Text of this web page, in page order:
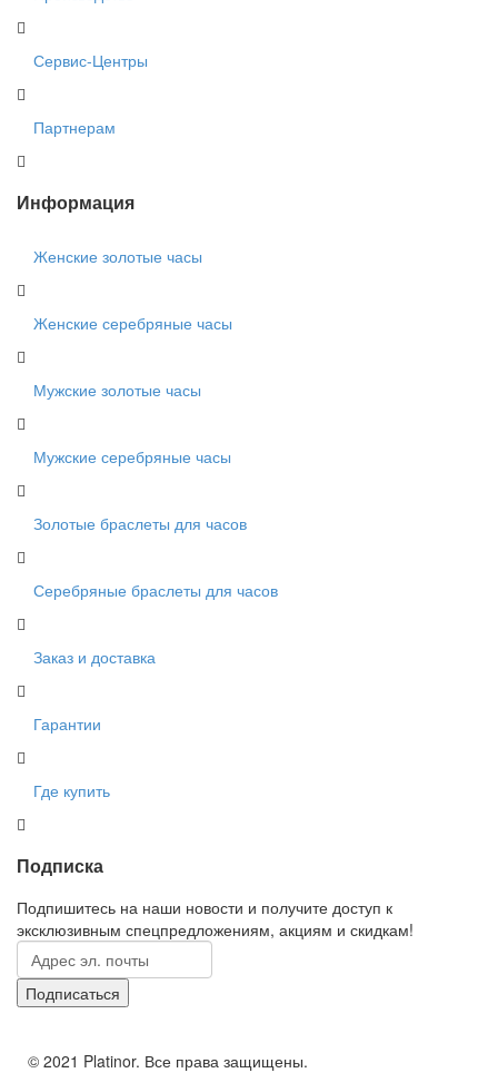
Сервис-Центры
Партнерам
Информация
Женские золотые часы
Женские серебряные часы
Мужские золотые часы
Мужские серебряные часы
Золотые браслеты для часов
Серебряные браслеты для часов
Заказ и доставка
Гарантии
Где купить
Подписка
Подпишитесь на наши новости и получите доступ к
эксклюзивным спецпредложениям, акциям и скидкам!
© 2021 Platinor. Все права защищены.